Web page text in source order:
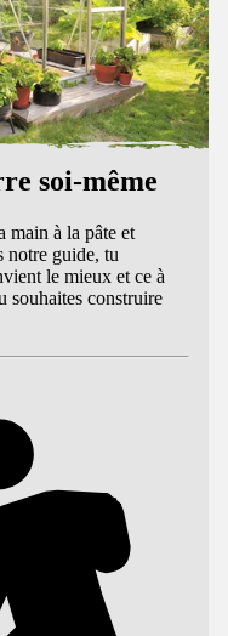
soi-même
main à la pâte et
notre guide, tu
le mieux et ce à
souhaites construire